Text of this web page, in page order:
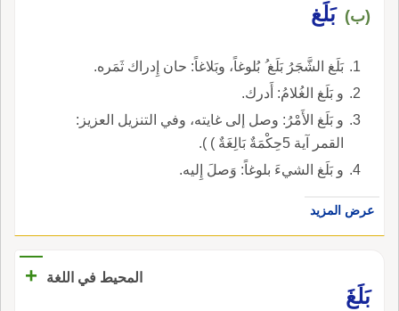
(ب) بَلَغ
بَلَغ الشَّجَرُ بَلَغ ُ بُلوغاً، وبَلاغاً: حان إِدراك ثَمَره.
و بَلَغ الغُلامُ: أَدرك.
و بَلَغ الأَمْرُ: وصل إلى غايته، وفي التنزيل العزيز:
القمر آية 5حِكْمَةٌ بَالِغَةٌ ) ).
و بَلَغ الشيءَ بلوغاً: وَصلَ إِليه.
عرض المزيد
المحيط في اللغة
+
بَلَغَ